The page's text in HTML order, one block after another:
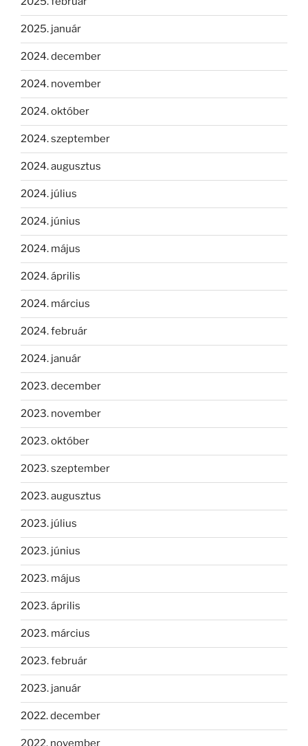
2025. január
2024. december
2024. november
2024. október
2024. szeptember
2024. augusztus
2024. július
2024. június
2024. május
2024. április
2024. március
2024. február
2024. január
2023. december
2023. november
2023. október
2023. szeptember
2023. augusztus
2023. július
2023. június
2023. május
2023. április
2023. március
2023. február
2023. január
2022. december